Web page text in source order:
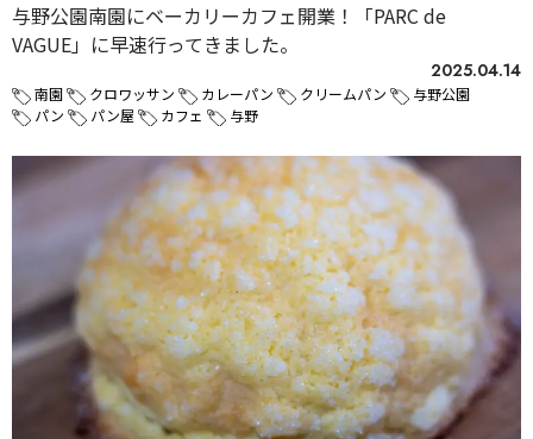
与野公園南園にベーカリーカフェ開業！「PARC de
VAGUE」に早速行ってきました。
2025.04.14
南園 クロワッサン カレーパン クリームパン
与野公園
パン
パン屋 カフェ 与野